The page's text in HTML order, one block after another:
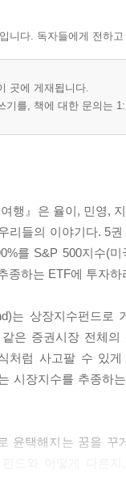
니다. 독자들에게 전하
곳에 게재됩니다.
기를, 책에 대한 문의는
행』은 율이, 민영,
리들의 이야기다. 5
를 S&P 500지수(
종하는 ETF에 투자하
는 상장지수펀드
은 증권시장 전체
처럼 사고팔 수 있
시장지수를 추종하
윤택해지는 꿈을